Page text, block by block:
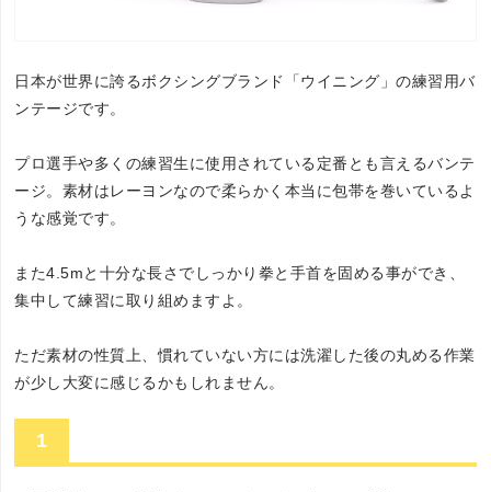
日本が世界に誇るボクシングブランド「ウイニング」の練習用バ
ンテージです。
プロ選手や多くの練習生に使用されている定番とも言えるバンテ
ージ。素材はレーヨンなので柔らかく本当に包帯を巻いているよ
うな感覚です。
また4.5mと十分な長さでしっかり拳と手首を固める事ができ、
集中して練習に取り組めますよ。
ただ素材の性質上、慣れていない方には洗濯した後の丸める作業
が少し大変に感じるかもしれません。
1